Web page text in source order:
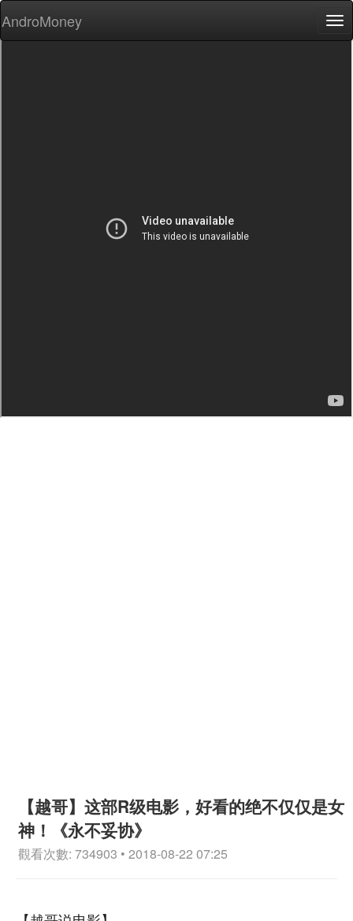
AndroMoney
【越哥】这部R级电影，好看的绝不仅仅是女
神！《永不妥协》
觀看次數: 734903 • 2018-08-22 07:25